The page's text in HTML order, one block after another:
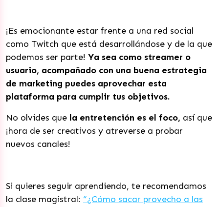
¡Es emocionante estar frente a una red social
como Twitch que está desarrollándose y de la que
podemos ser parte! Ya sea como streamer o
usuario, acompañado con una buena estrategia
de marketing puedes aprovechar esta
plataforma para cumplir tus objetivos.
No olvides que la entretención es el foco, así que
¡hora de ser creativos y atreverse a probar
nuevos canales!
Si quieres seguir aprendiendo, te recomendamos
la clase magistral: “¿Cómo sacar provecho a las